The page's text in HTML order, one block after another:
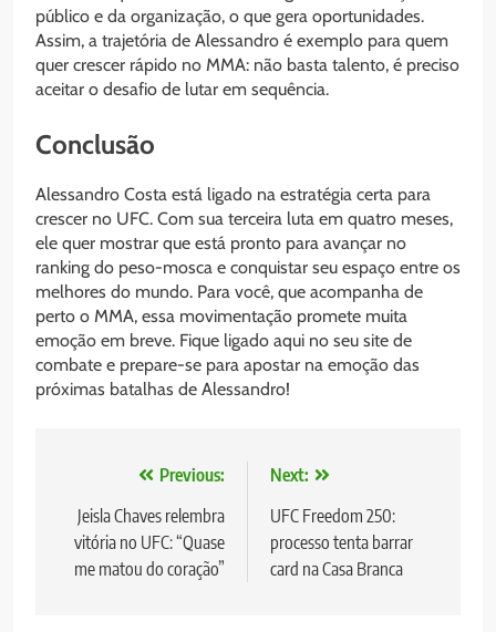
público e da organização, o que gera oportunidades.
Assim, a trajetória de Alessandro é exemplo para quem
quer crescer rápido no MMA: não basta talento, é preciso
aceitar o desafio de lutar em sequência.
Conclusão
Alessandro Costa está ligado na estratégia certa para
crescer no UFC. Com sua terceira luta em quatro meses,
ele quer mostrar que está pronto para avançar no
ranking do peso-mosca e conquistar seu espaço entre os
melhores do mundo. Para você, que acompanha de
perto o MMA, essa movimentação promete muita
emoção em breve. Fique ligado aqui no seu site de
combate e prepare-se para apostar na emoção das
próximas batalhas de Alessandro!
Navegação
de
Post
Previous:
Jeisla Chaves relembra
vitória no UFC: “Quase
me matou do coração”
Next:
UFC Freedom 250:
processo tenta barrar
card na Casa Branca